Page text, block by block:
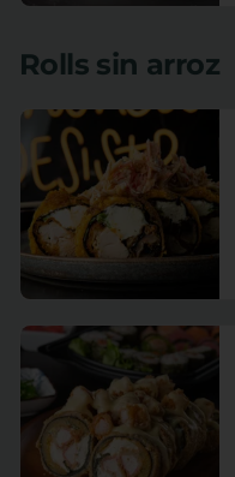
Rolls sin arroz